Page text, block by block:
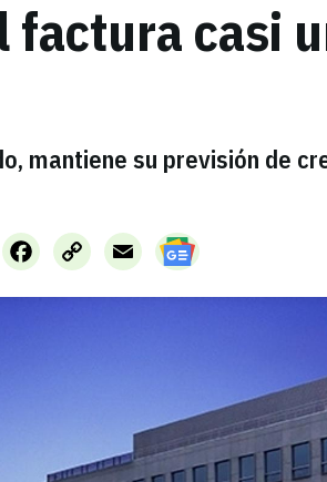
factura casi
mantiene su previsión de
FacebookCopy
Link
Email